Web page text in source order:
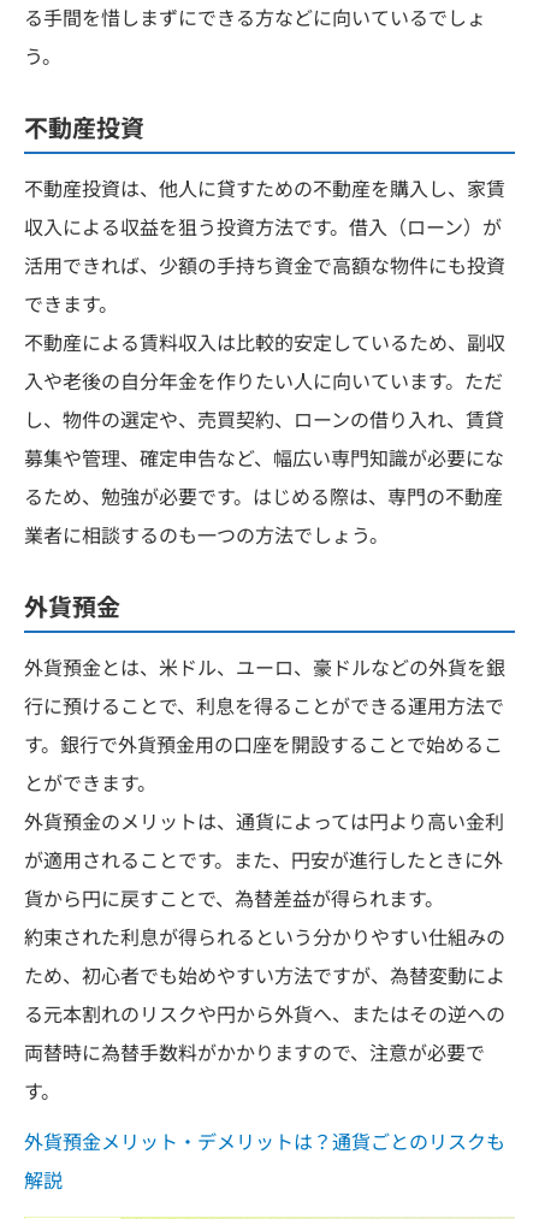
る手間を惜しまずにできる方などに向いているでしょ
う。
不動産投資
不動産投資は、他人に貸すための不動産を購入し、家賃
収入による収益を狙う投資方法です。借入（ローン）が
活用できれば、少額の手持ち資金で高額な物件にも投資
できます。
不動産による賃料収入は比較的安定しているため、副収
入や老後の自分年金を作りたい人に向いています。ただ
し、物件の選定や、売買契約、ローンの借り入れ、賃貸
募集や管理、確定申告など、幅広い専門知識が必要にな
るため、勉強が必要です。はじめる際は、専門の不動産
業者に相談するのも一つの方法でしょう。
外貨預金
外貨預金とは、米ドル、ユーロ、豪ドルなどの外貨を銀
行に預けることで、利息を得ることができる運用方法で
す。銀行で外貨預金用の口座を開設することで始めるこ
とができます。
外貨預金のメリットは、通貨によっては円より高い金利
が適用されることです。また、円安が進行したときに外
貨から円に戻すことで、為替差益が得られます。
約束された利息が得られるという分かりやすい仕組みの
ため、初心者でも始めやすい方法ですが、為替変動によ
る元本割れのリスクや円から外貨へ、またはその逆への
両替時に為替手数料がかかりますので、注意が必要で
す。
外貨預金メリット・デメリットは？通貨ごとのリスクも
解説